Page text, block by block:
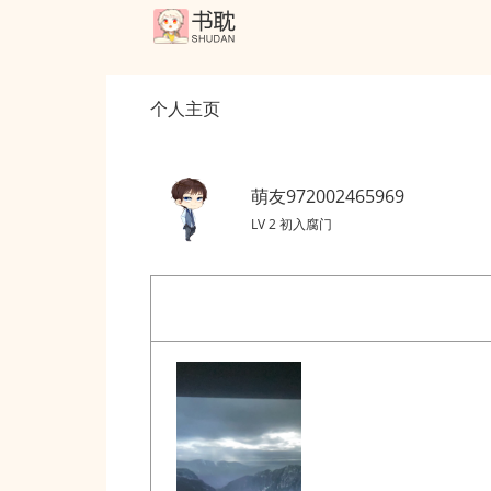
个人主页
萌友972002465969
LV 2 初入腐门